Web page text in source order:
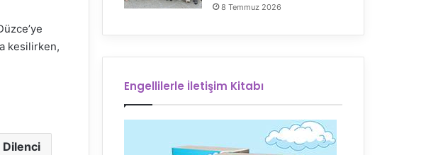
kesilirken,
Dilenci
8 Temmuz 2026
Engellilerle İletişim Kitabı